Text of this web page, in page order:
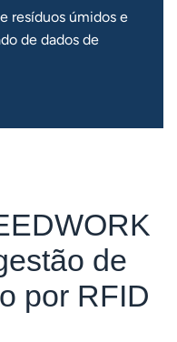
resíduos úmidos e
de dados de
de
por RFID